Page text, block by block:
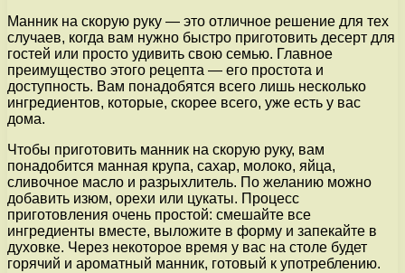
Манник на скорую руку — это отличное решение для тех
случаев, когда вам нужно быстро приготовить десерт для
гостей или просто удивить свою семью. Главное
преимущество этого рецепта — его простота и
доступность. Вам понадобятся всего лишь несколько
ингредиентов, которые, скорее всего, уже есть у вас
дома.
Чтобы приготовить манник на скорую руку, вам
понадобится манная крупа, сахар, молоко, яйца,
сливочное масло и разрыхлитель. По желанию можно
добавить изюм, орехи или цукаты. Процесс
приготовления очень простой: смешайте все
ингредиенты вместе, выложите в форму и запекайте в
духовке. Через некоторое время у вас на столе будет
горячий и ароматный манник, готовый к употреблению.